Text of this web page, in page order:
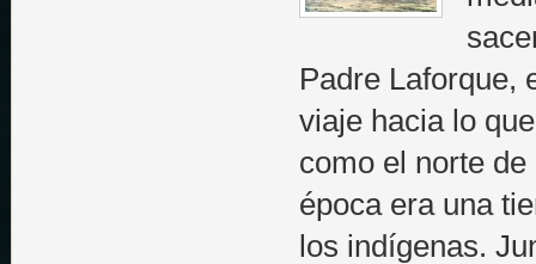
Padre Laforque,
viaje hacia lo
como el norte
época era una
los indígenas.